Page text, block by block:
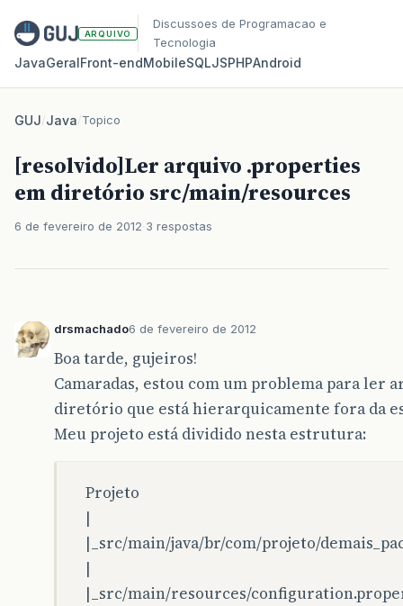
ARQUIVO
Discussoes de Programacao e
Tecnologia
JavaGeralFront‑endMobileSQLJSPHPAndroid
GUJ/Java/Topico
[resolvido]Ler arquivo .properties
em diretório src/main/resources
6 de fevereiro de 2012 3 respostas
drsmachado6 de fevereiro de 2012
Boa tarde, gujeiros!
Camaradas, estou com um problema para ler
diretório que está hierarquicamente fora da
Meu projeto está dividido nesta estrutura:
Projeto
|
|_src/main/java/br/com/projeto/
|
|_src/main/resources/